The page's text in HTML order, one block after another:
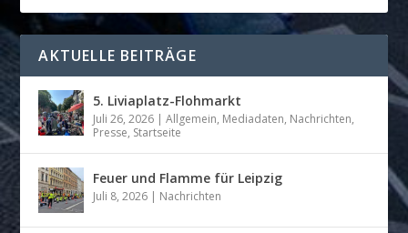
AKTUELLE BEITRÄGE
5. Liviaplatz-Flohmarkt
Juli 26, 2026 |Allgemein, Mediadaten, Nachrichten,
Presse, Startseite
Feuer und Flamme für Leipzig
Juli 8, 2026 | Nachrichten